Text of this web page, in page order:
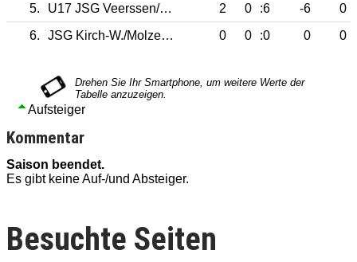
5.
U17 JSG Veerssen/Teutonia Ue. 2 0 :6 -6
0
6.
JSG Kirch-W./Molzen/Uehlen-Ki. 0 0 :0 0 0
Aufsteiger
Kommentar
Saison beendet.
Es gibt keine Auf-/und Absteiger.
Besuchte Seiten